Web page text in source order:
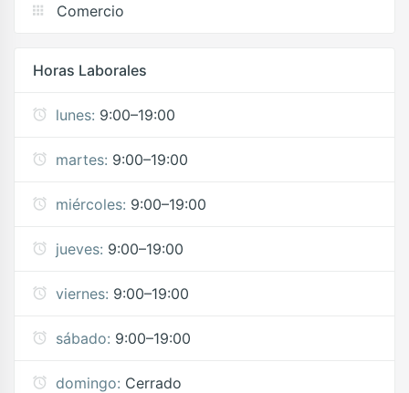
Comercio
Horas Laborales
lunes: 9:00–19:00
martes: 9:00–19:00
miércoles: 9:00–19:00
jueves: 9:00–19:00
viernes: 9:00–19:00
sábado: 9:00–19:00
domingo: Cerrado